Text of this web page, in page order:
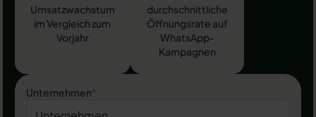
Umsatzwachstum
im Vergleich zum
Vorjahr
durchschnittliche
Öffnungsrate auf
WhatsApp-
Kampagnen
Unternehmen*